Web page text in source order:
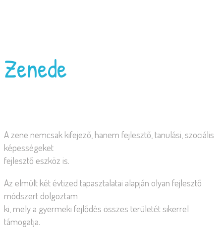
Zenede
A zene nemcsak kifejező, hanem fejlesztő, tanulási, szociális
képességeket
fejlesztő eszköz is.
Az elmúlt két évtized tapasztalatai alapján olyan fejlesztő
módszert dolgoztam
ki, mely a gyermeki fejlődés összes területét sikerrel
támogatja.